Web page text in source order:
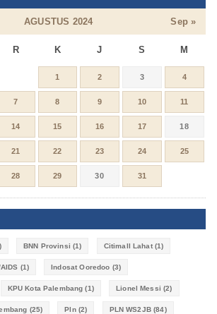
AGUSTUS 2024
R K J S M
Sep »
1 2 3 4
7 8 9 10 11
14 15 16 17 18
21 22 23 24 25
28 29 30 31
BNN Provinsi (1) Citimall Lahat(1)
(1) Indosat Ooredoo (3)
KPU Kota Palembang (1) Lionel Messi (2)
(25) Pln(2) PLN WS2JB(84)